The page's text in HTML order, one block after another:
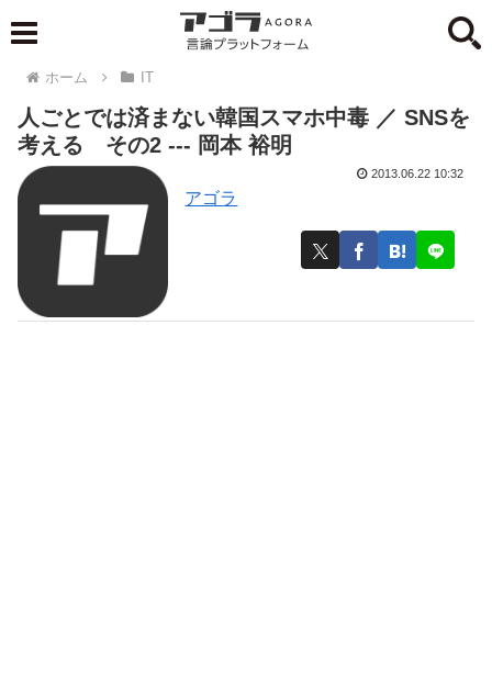
ホーム IT
人ごとでは済まない韓国スマホ中毒 ／ SNSを
考える その2 --- 岡本 裕明
アゴラ
2013.06.22 10:32